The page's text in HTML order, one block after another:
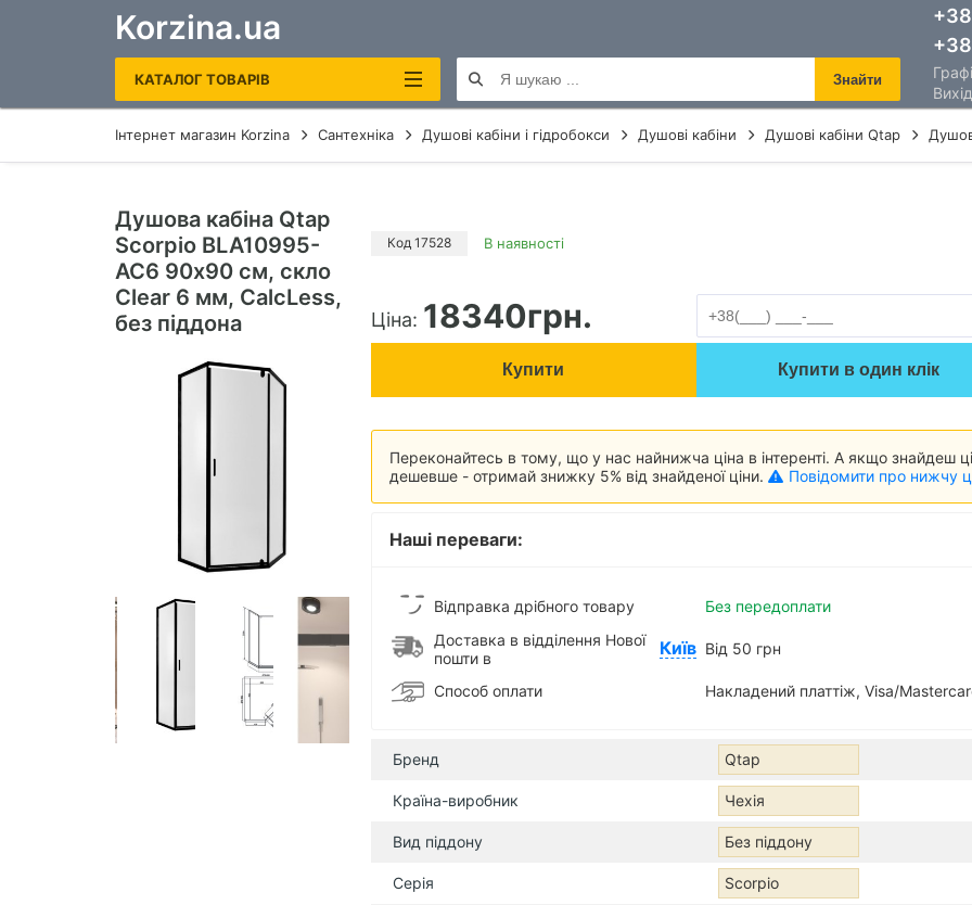
САНТЕХНІКА
РУШНИКОСУШКИ ЕЛЕКТРИЧНІ
КОТЛИ ГАЗОВІ
ЕЛЕКТРОКОТЛИ
БОЙЛЕРИ
Korzina.ua
КАТАЛОГ ТОВАРІВ Знайти
Інтернет магазин Korzina Сантехніка Душові кабіни і гідробокси Душові кабіни Душові кабіни Qtap
Душова кабіна Qtap
Scorpio BLA10995-
AC6 90х90 см, скло
Clear 6 мм, CalcLess,
без піддона
Код 17528 В наявності
Ціна: 18340грн.
Купити Купити в один клік
Переконайтесь в тому, що у нас найнижча ціна в інтеренті. А якщо знайдеш
дешевше - отримай знижку 5% від знайденої ціни.
Повідомити про нижчу
Наші переваги:
Відправка дрібного товару
Без передоплати
Доставка в відділення Нової
пошти в
Київ Від 50 грн
Способ оплати Накладений платтіж, Visa/
Бренд Qtap
Країна-виробник Чехія
Вид піддону Без піддону
Серія Scorpio